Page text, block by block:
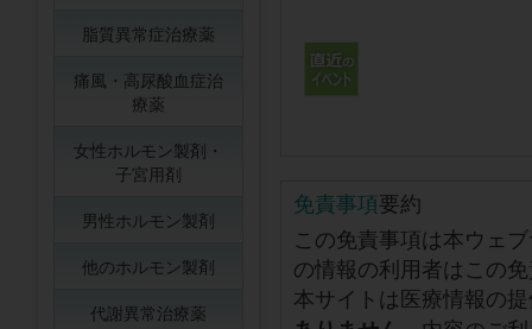
免責事項要約
この免責事項は本ウェ
の情報の利用者はこの
本サイトは医療情報の
脂質異常症治療薬
痛風・高尿酸血症治
療薬
女性ホルモン製剤・
子宮用剤
男性ホルモン製剤
他のホルモン製剤
代謝異常治療薬